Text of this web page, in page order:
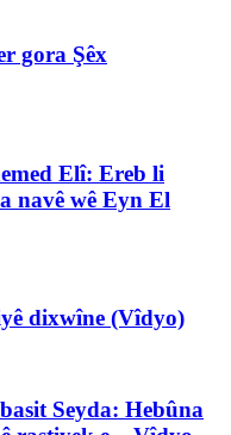
gora Şêx
Elî: Ereb li
navê wê Eyn El
dixwîne (Vîdyo)
Seyda: Hebûna